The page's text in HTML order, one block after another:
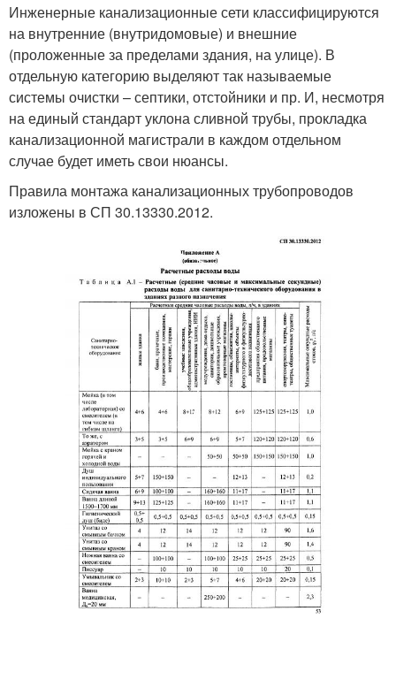
Инженерные канализационные сети классифицируются
на внутренние (внутридомовые) и внешние
(проложенные за пределами здания, на улице). В
отдельную категорию выделяют так называемые
системы очистки – септики, отстойники и пр. И, несмотря
на единый стандарт уклона сливной трубы, прокладка
канализационной магистрали в каждом отдельном
случае будет иметь свои нюансы.
Правила монтажа канализационных трубопроводов
изложены в СП 30.13330.2012.